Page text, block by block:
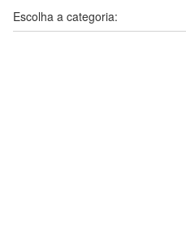
Escolha a categoria: